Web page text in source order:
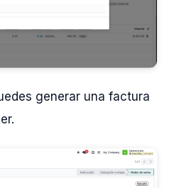
generar una factura